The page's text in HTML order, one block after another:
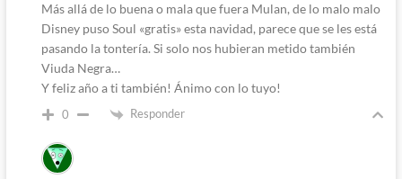
Más allá de lo buena o mala que fuera Mulan, de lo malo malo
Disney puso Soul «gratis» esta navidad, parece que se les está
pasando la tontería. Si solo nos hubieran metido también
Viuda Negra…
Y feliz año a ti también! Ánimo con lo tuyo!
0 Responder